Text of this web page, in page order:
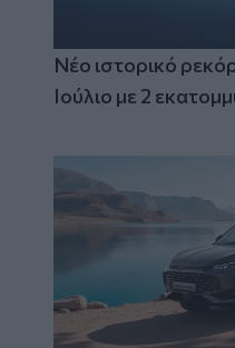
Νέο ιστορικό
Ιούλιο με 2